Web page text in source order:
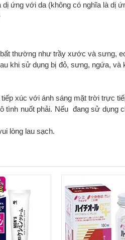
ứng với da (không có nghĩa là dị
thường như trầy xước và sưng,
khi sử dụng bị đỏ, sưng, ngứa, và
xúc với ánh sáng mặt trời trực
tình nuốt phải. Nếu đang sử dụng
lòng lau sạch.